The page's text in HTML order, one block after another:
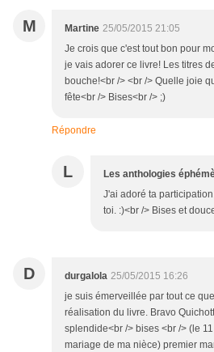
M Martine 25/05/2015 21:05
Je crois que c'est tout bon pour
je vais adorer ce livre! Les titres
bouche!<br /> <br /> Quelle joie
fête<br /> Bises<br /> ;)
Répondre
L Les anthologies
J'ai adoré ta
toi. :)<br /> Bises et
D durgalola 25/05/2015 16:26
je suis émerveillée par tout ce
réalisation du livre. Bravo
splendide<br /> bises <br /> (le
mariage de ma nièce) premier